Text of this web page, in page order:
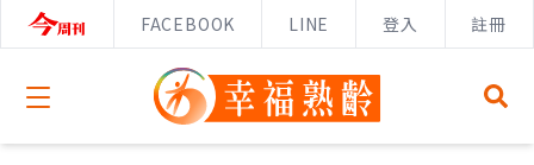
FACEBOOK LINE 登入 註冊
Open menu